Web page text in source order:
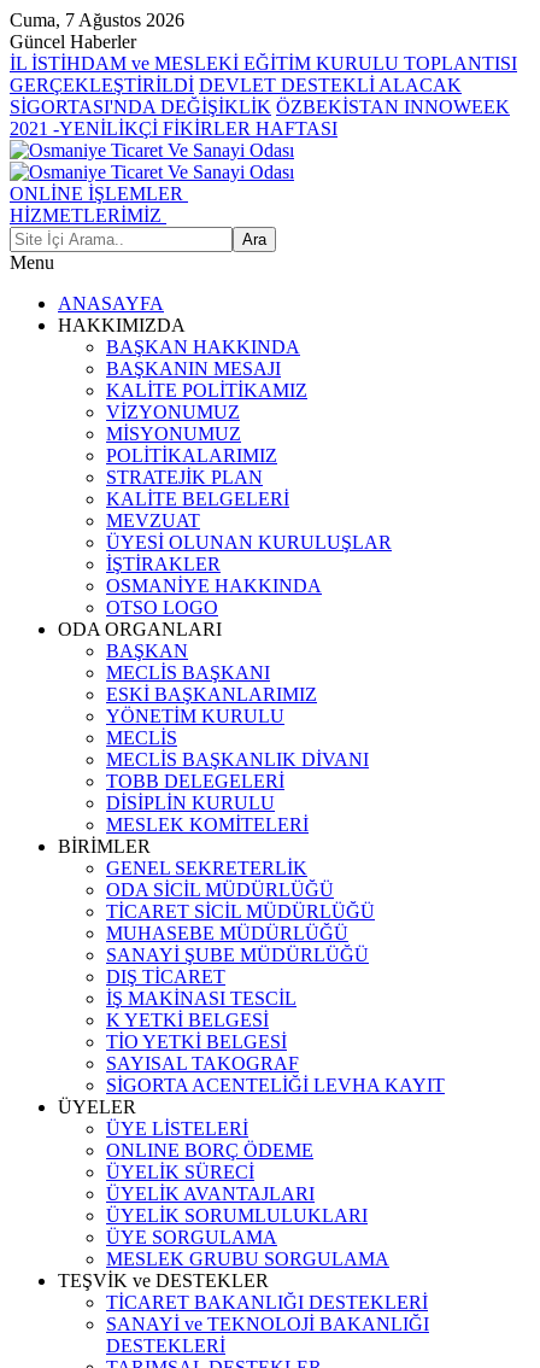
Cuma, 7 Ağustos 2026
Güncel Haberler
İL İSTİHDAM ve MESLEKİ EĞİTİM KURULU TOPLANTISI
GERÇEKLEŞTİRİLDİ DEVLET DESTEKLİ ALACAK
SİGORTASI'NDA DEĞİŞİKLİK ÖZBEKİSTAN INNOWEEK
2021 -YENİLİKÇİ FİKİRLER HAFTASI
ONLİNE İŞLEMLER
HİZMETLERİMİZ
Menu
ANASAYFA
HAKKIMIZDA
BAŞKAN HAKKINDA
BAŞKANIN MESAJI
KALİTE POLİTİKAMIZ
VİZYONUMUZ
MİSYONUMUZ
POLİTİKALARIMIZ
STRATEJİK PLAN
KALİTE BELGELERİ
MEVZUAT
ÜYESİ OLUNAN KURULUŞLAR
İŞTİRAKLER
OSMANİYE HAKKINDA
OTSO LOGO
ODA ORGANLARI
BAŞKAN
MECLİS BAŞKANI
ESKİ BAŞKANLARIMIZ
YÖNETİM KURULU
MECLİS
MECLİS BAŞKANLIK DİVANI
TOBB DELEGELERİ
DİSİPLİN KURULU
MESLEK KOMİTELERİ
BİRİMLER
GENEL SEKRETERLİK
ODA SİCİL MÜDÜRLÜĞÜ
TİCARET SİCİL MÜDÜRLÜĞÜ
MUHASEBE MÜDÜRLÜĞÜ
SANAYİ ŞUBE MÜDÜRLÜĞÜ
DIŞ TİCARET
İŞ MAKİNASI TESCİL
K YETKİ BELGESİ
TİO YETKİ BELGESİ
SAYISAL TAKOGRAF
SİGORTA ACENTELİĞİ LEVHA KAYIT
ÜYELER
ÜYE LİSTELERİ
ONLINE BORÇ ÖDEME
ÜYELİK SÜRECİ
ÜYELİK AVANTAJLARI
ÜYELİK SORUMLULUKLARI
ÜYE SORGULAMA
MESLEK GRUBU SORGULAMA
TEŞVİK ve DESTEKLER
TİCARET BAKANLIĞI DESTEKLERİ
SANAYİ ve TEKNOLOJİ BAKANLIĞI
DESTEKLERİ